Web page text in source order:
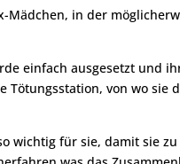
Mädchen, in der
einfach ausgesetzt und
Tötungsstation, von wo sie
wichtig für sie, damit sie zu